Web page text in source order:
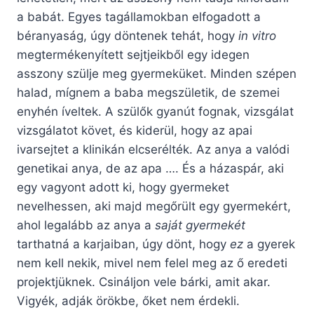
a babát. Egyes tagállamokban elfogadott a
béranyaság, úgy döntenek tehát, hogy in vitro
megtermékenyített sejtjeikből egy idegen
asszony szülje meg gyermeküket. Minden szépen
halad, mígnem a baba megszületik, de szemei
enyhén íveltek. A szülők gyanút fognak, vizsgálat
vizsgálatot követ, és kiderül, hogy az apai
ivarsejtet a klinikán elcserélték. Az anya a valódi
genetikai anya, de az apa …. És a házaspár, aki
egy vagyont adott ki, hogy gyermeket
nevelhessen, aki majd megőrült egy gyermekért,
ahol legalább az anya a saját gyermekét
tarthatná a karjaiban, úgy dönt, hogy ez a gyerek
nem kell nekik, mivel nem felel meg az ő eredeti
projektjüknek. Csináljon vele bárki, amit akar.
Vigyék, adják örökbe, őket nem érdekli.